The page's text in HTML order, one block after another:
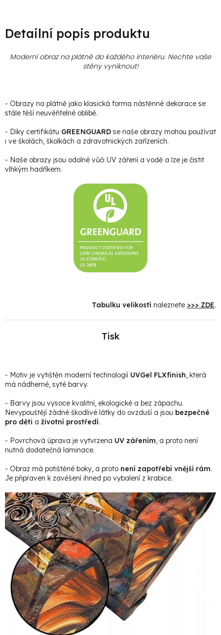
Detailní popis produktu
Moderní obraz na plátně do každého interiéru. Nechte vaše
stěny vyniknout!
- Obrazy na plátně jako klasická forma nástěnné dekorace se
stále těší neuvěřitelné oblibě.
- Díky certifikátu GREENGUARD se naše obrazy mohou používat
i ve školách, školkách a zdravotnických zařízeních.
- Naše obrazy jsou odolné vůči UV záření a vodě a lze je čistit
vlhkým hadříkem.
Tabulku velikostí naleznete >>> ZDE.
Tisk
- Motiv je vytištěn moderní technologií UVGel FLXfinish, která
má nádherné, syté barvy.
- Barvy jsou vysoce kvalitní, ekologické a bez zápachu.
Nevypouštějí žádné škodlivé látky do ovzduší a jsou bezpečné
pro děti a životní prostředí.
- Povrchová úprava je vytvrzena UV zářením, a proto není
nutná dodatečná laminace.
- Obraz má potištěné boky, a proto není zapotřebí vnější rám.
Je připraven k zavěšení ihned po vybalení z krabice.